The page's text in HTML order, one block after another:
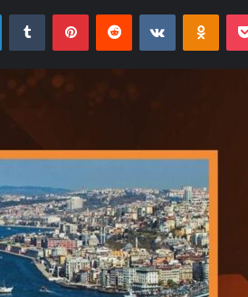
LinkedInTumblr PinterestReddit VKontakte